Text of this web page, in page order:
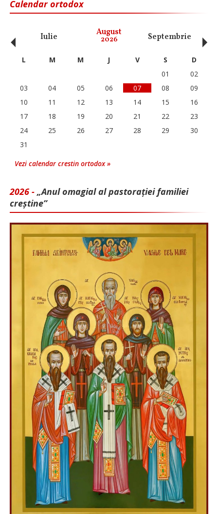
Calendar ortodox
Iulie August
2026 Septembrie
‹ L M M J V S
D
01
02
03
04 05 06 07 08
09
10
11 12 13 14 15
16
17
18 19 20 21 22
23
24
25 26 27 28 29
30
31
Vezi calendar crestin ortodox »
2026 - „Anul omagial al pastorației familiei
creștine”